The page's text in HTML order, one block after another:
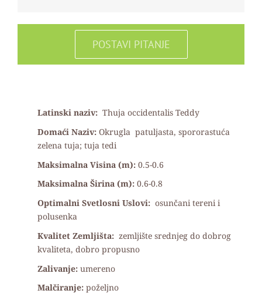
POSTAVI PITANJE
Latinski naziv: Thuja occidentalis Teddy
Domaći Naziv: Okrugla patuljasta, spororastuća
zelena tuja; tuja tedi
Maksimalna Visina (m): 0.5-0.6
Maksimalna Širina (m):0.6-0.8
Optimalni Svetlosni Uslovi: osunčani tereni i
polusenka
Kvalitet Zemljišta: zemljište srednjeg do dobrog
kvaliteta, dobro propusno
Zalivanje: umereno
Malčiranje:poželjno